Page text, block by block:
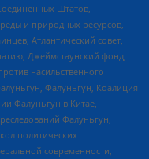
Штатов,
и природных ресурсов,
Атлантический совет,
Джеймстаунский фонд,
насильственного
Фалуньгун, Коалиция
Фалуньгун в Китае,
Фалуньгун,
политических
современности,